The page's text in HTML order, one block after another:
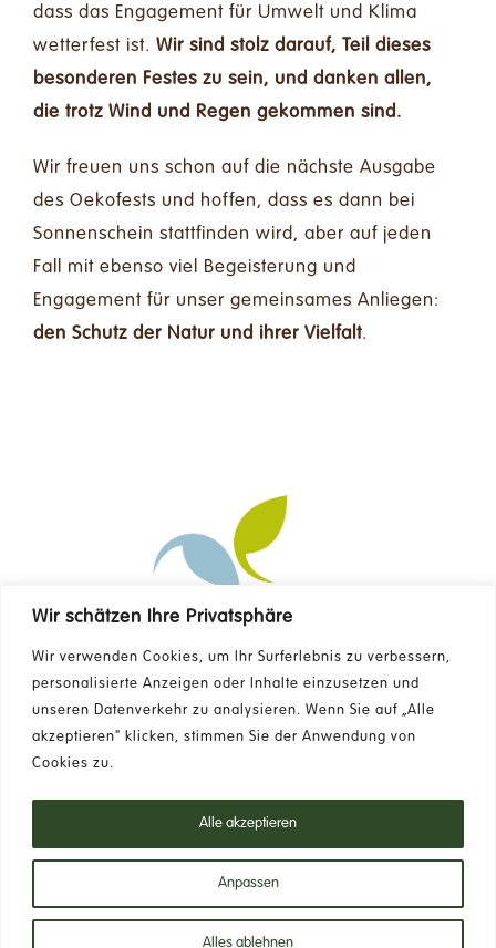
Wir schätzen Ihre Privatsphäre
Wir verwenden Cookies, um Ihr Surferlebnis zu verbessern,
personalisierte Anzeigen oder Inhalte einzusetzen und
unseren Datenverkehr zu analysieren. Wenn Sie auf „Alle
akzeptieren" klicken, stimmen Sie der Anwendung von
Cookies zu.
Anpassen
Alles ablehnen
Alle akzeptieren
dass das Engagement für Umwelt und Klima
wetterfest ist. Wir sind stolz darauf, Teil dieses
besonderen Festes zu sein, und danken allen,
die trotz Wind und Regen gekommen sind.
Wir freuen uns schon auf die nächste Ausgabe
des Oekofests und hoffen, dass es dann bei
Sonnenschein stattfinden wird, aber auf jeden
Fall mit ebenso viel Begeisterung und
Engagement für unser gemeinsames Anliegen:
den Schutz der Natur und ihrer Vielfalt.
Kontakt
FAQ
Newsletter
Datenschutzrichtlinie